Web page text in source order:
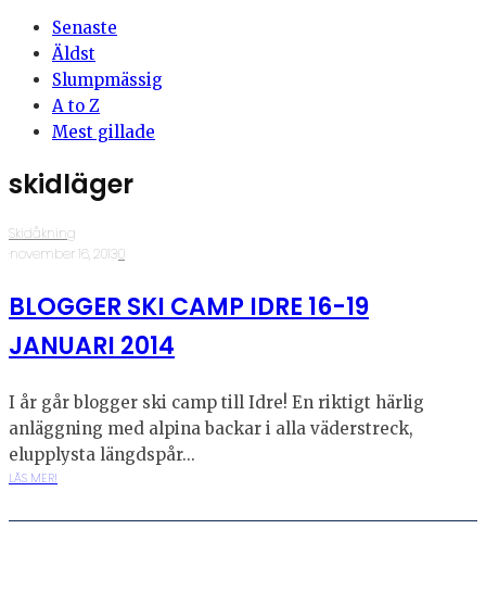
Senaste
Äldst
Slumpmässig
A to Z
Mest gillade
skidläger
Skidåkning
·november 16, 2013·0
BLOGGER SKI CAMP IDRE 16-19
JANUARI 2014
I år går blogger ski camp till Idre! En riktigt härlig
anläggning med alpina backar i alla väderstreck,
elupplysta längdspår...
LÄS MER!